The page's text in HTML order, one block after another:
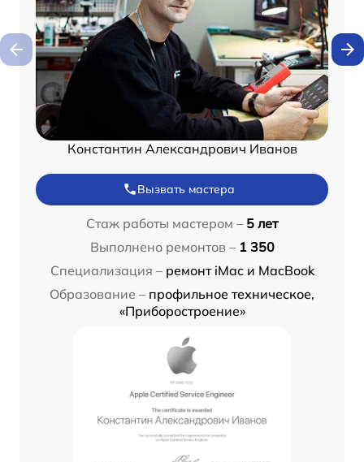
Константин Александрович Иванов
Вызвать мастера
Стаж работы мастером – 5 лет
Выполнено ремонтов – 1 350
Специализация – ремонт iMac и MacBook
Образование – профильное техническое,
«Приборостроение»